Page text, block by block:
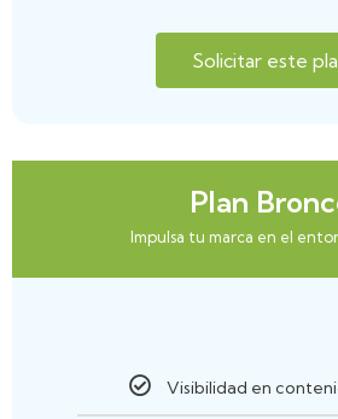
Solicitar este
Plan
Impulsa tu marca en el
Visibilidad en